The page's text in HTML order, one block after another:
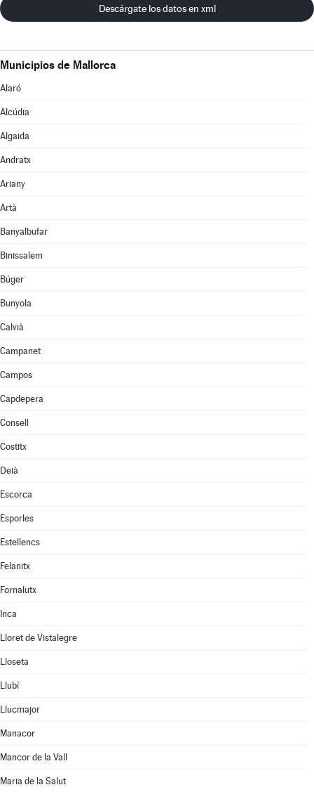
Descárgate los datos en xml
Municipios de Mallorca
Alaró
Alcúdia
Algaida
Andratx
Ariany
Artà
Banyalbufar
Binissalem
Búger
Bunyola
Calvià
Campanet
Campos
Capdepera
Consell
Costitx
Deià
Escorca
Esporles
Estellencs
Felanitx
Fornalutx
Inca
Lloret de Vistalegre
Lloseta
Llubí
Llucmajor
Manacor
Mancor de la Vall
Maria de la Salut